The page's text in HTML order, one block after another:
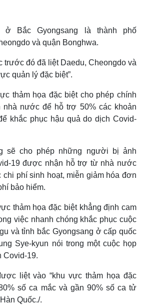
Multimedia
Video
Ảnh
Bắc Gyongsang là thành phố
và quận Bonghwa.
trước đó đã liệt Daedu, Cheongdo và
quản lý đặc biệt”.
thảm họa đặc biệt cho phép chính
nhà nước để hỗ trợ 50% các khoản
khắc phục hậu quả do dịch Covid-
sẽ cho phép những người bị ảnh
19 được nhận hỗ trợ từ nhà nước
chi phí sinh hoạt, miễn giảm hóa đơn
bảo hiểm.
thảm họa đặc biệt khẳng định cam
việc nhanh chóng khắc phục cuộc
và tỉnh bắc Gyongsang ở cấp quốc
Sye-kyun nói trong một cuộc họp
Covid-19.
liệt vào “khu vực thảm họa đặc
số ca mắc và gần 90% số ca tử
Quốc./.